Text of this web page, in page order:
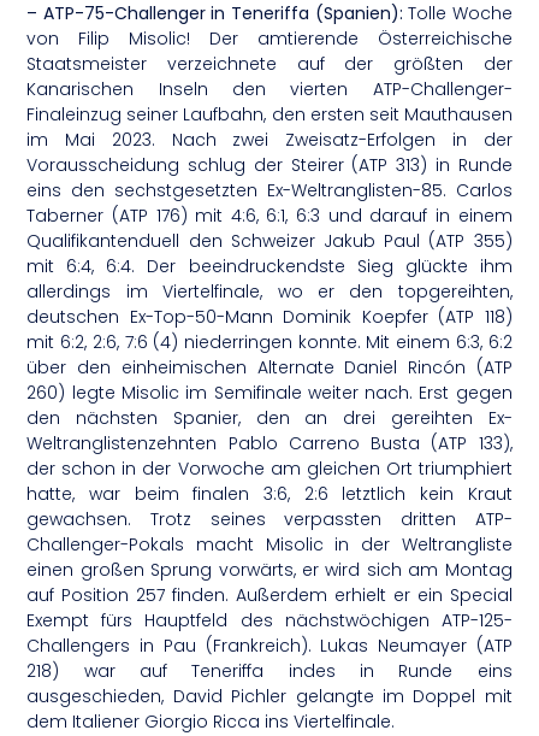
– ATP-75-Challenger in Teneriffa (Spanien): Tolle Woche
von Filip Misolic! Der amtierende Österreichische
Staatsmeister verzeichnete auf der größten der
Kanarischen Inseln den vierten ATP-Challenger-
Finaleinzug seiner Laufbahn, den ersten seit Mauthausen
im Mai 2023. Nach zwei Zweisatz-Erfolgen in der
Vorausscheidung schlug der Steirer (ATP 313) in Runde
eins den sechstgesetzten Ex-Weltranglisten-85. Carlos
Taberner (ATP 176) mit 4:6, 6:1, 6:3 und darauf in einem
Qualifikantenduell den Schweizer Jakub Paul (ATP 355)
mit 6:4, 6:4. Der beeindruckendste Sieg glückte ihm
allerdings im Viertelfinale, wo er den topgereihten,
deutschen Ex-Top-50-Mann Dominik Koepfer (ATP 118)
mit 6:2, 2:6, 7:6 (4) niederringen konnte. Mit einem 6:3, 6:2
über den einheimischen Alternate Daniel Rincón (ATP
260) legte Misolic im Semifinale weiter nach. Erst gegen
den nächsten Spanier, den an drei gereihten Ex-
Weltranglistenzehnten Pablo Carreno Busta (ATP 133),
der schon in der Vorwoche am gleichen Ort triumphiert
hatte, war beim finalen 3:6, 2:6 letztlich kein Kraut
gewachsen. Trotz seines verpassten dritten ATP-
Challenger-Pokals macht Misolic in der Weltrangliste
einen großen Sprung vorwärts, er wird sich am Montag
auf Position 257 finden. Außerdem erhielt er ein Special
Exempt fürs Hauptfeld des nächstwöchigen ATP-125-
Challengers in Pau (Frankreich). Lukas Neumayer (ATP
218) war auf Teneriffa indes in Runde eins
ausgeschieden, David Pichler gelangte im Doppel mit
dem Italiener Giorgio Ricca ins Viertelfinale.